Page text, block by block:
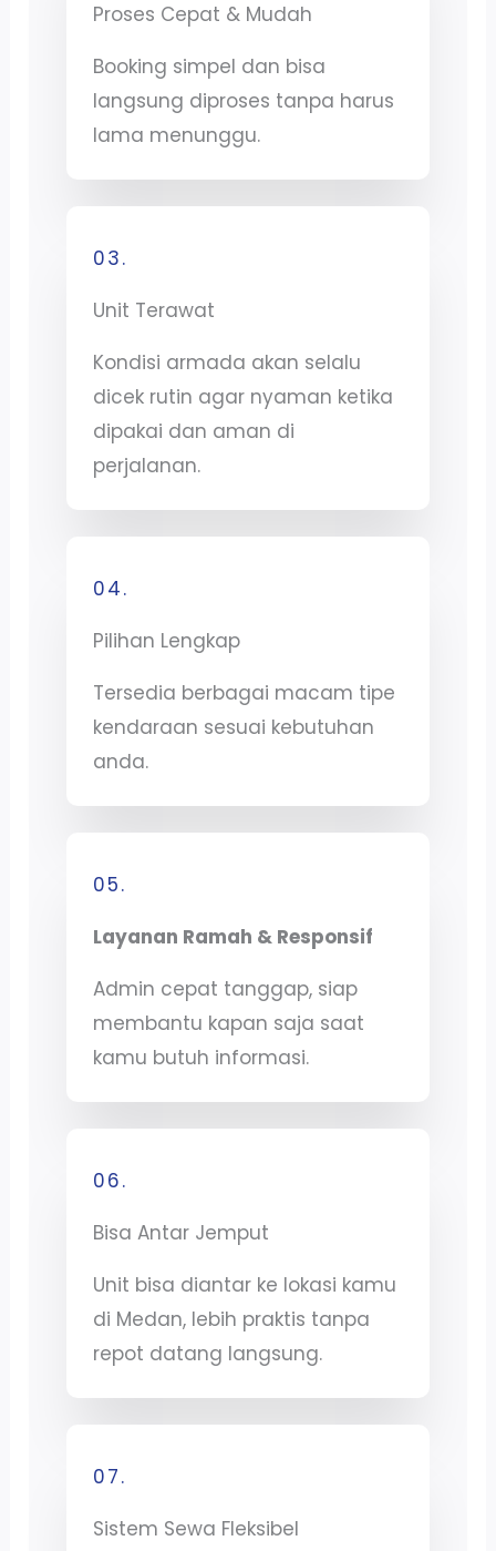
Proses Cepat & Mudah
Booking simpel dan bisa
langsung diproses tanpa harus
lama menunggu.
03.
Unit Terawat
Kondisi armada akan selalu
dicek rutin agar nyaman ketika
dipakai dan aman di
perjalanan.
04.
Pilihan Lengkap
Tersedia berbagai macam tipe
kendaraan sesuai kebutuhan
anda.
05.
Layanan Ramah & Responsif
Admin cepat tanggap, siap
membantu kapan saja saat
kamu butuh informasi.
06.
Bisa Antar Jemput
Unit bisa diantar ke lokasi kamu
di Medan, lebih praktis tanpa
repot datang langsung.
07.
Sistem Sewa Fleksibel